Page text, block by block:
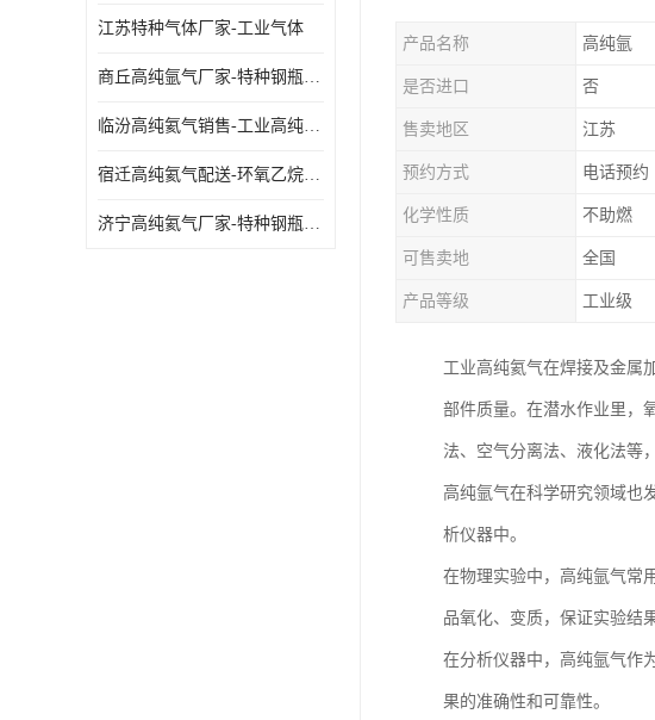
江苏特种气体厂家-工业气体
商丘高纯氩气厂家-特种钢瓶年检配件销售
临汾高纯氦气销售-工业高纯氦气
宿迁高纯氦气配送-环氧乙烷灭菌剂
济宁高纯氦气厂家-特种钢瓶年检配件销售
产品名称 高纯氩
是否进口 否
售卖地区 江苏
预约方式 电话预约
化学性质 不助燃
可售卖地 全国
产品等级 工业级
工业高纯氦气在焊接及金属
部件质量。在潜水作业里，
法、空气分离法、液化法等
高纯氩气在科学研究领域也
析仪器中。
在物理实验中，高纯氩气常
品氧化、变质，保证实验结
在分析仪器中，高纯氩气作
果的准确性和可靠性。